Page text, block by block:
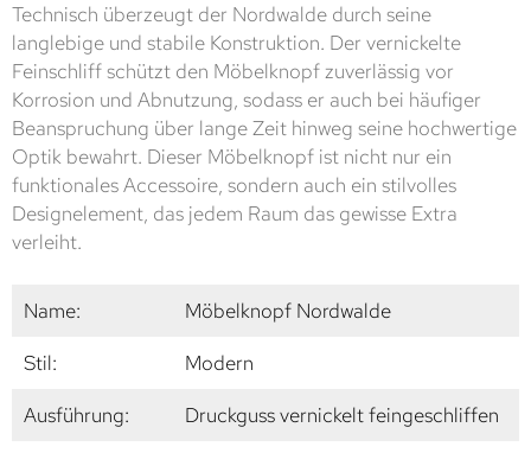
Technisch überzeugt der Nordwalde durch seine
langlebige und stabile Konstruktion. Der vernickelte
Feinschliff schützt den Möbelknopf zuverlässig vor
Korrosion und Abnutzung, sodass er auch bei häufiger
Beanspruchung über lange Zeit hinweg seine hochwertige
Optik bewahrt. Dieser Möbelknopf ist nicht nur ein
funktionales Accessoire, sondern auch ein stilvolles
Designelement, das jedem Raum das gewisse Extra
verleiht.
Name:
Möbelknopf Nordwalde
Stil:
Modern
Ausführung:
Druckguss vernickelt feingeschliffen